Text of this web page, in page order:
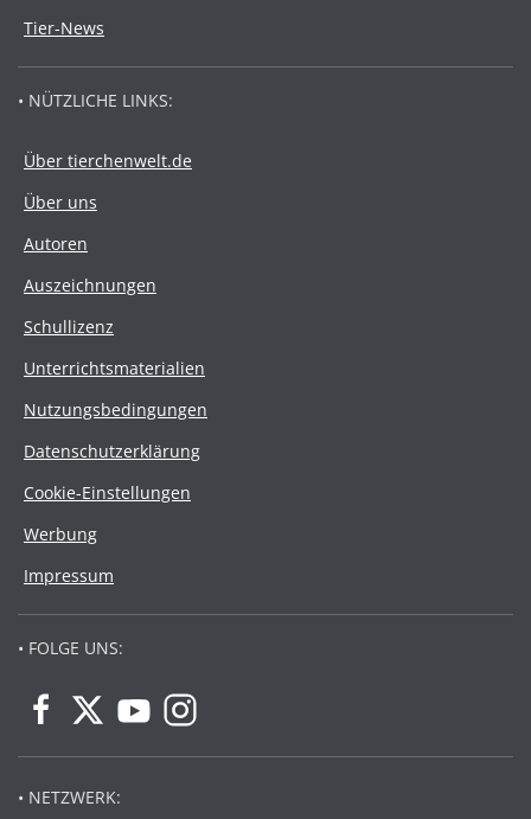
Tier-News
• NÜTZLICHE LINKS:
Über tierchenwelt.de
Über uns
Autoren
Auszeichnungen
Schullizenz
Unterrichtsmaterialien
Nutzungsbedingungen
Datenschutzerklärung
Cookie-Einstellungen
Werbung
Impressum
• FOLGE UNS:
• NETZWERK: